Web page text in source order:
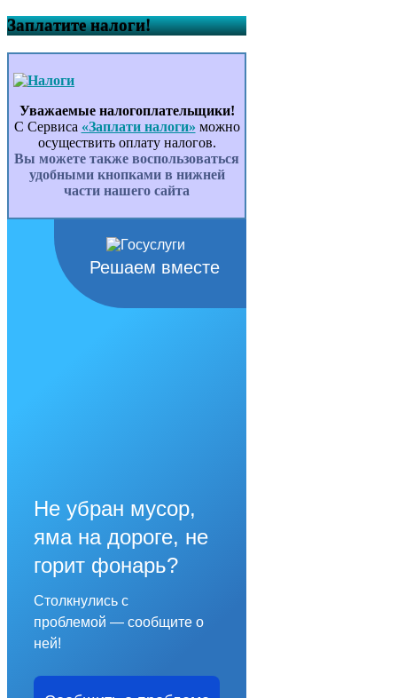
Заплатите налоги!
Уважаемые налогоплательщики!
С Сервиса «Заплати налоги» можно
осуществить оплату налогов.
Вы можете также воспользоваться
удобными кнопками в нижней
части нашего сайта
Решаем вместе
Не убран мусор,
яма на дороге, не
горит фонарь?
Столкнулись с
проблемой — сообщите о
ней!